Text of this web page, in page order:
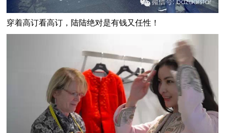
穿着高订看高订，陆陆绝对是有钱又任性！